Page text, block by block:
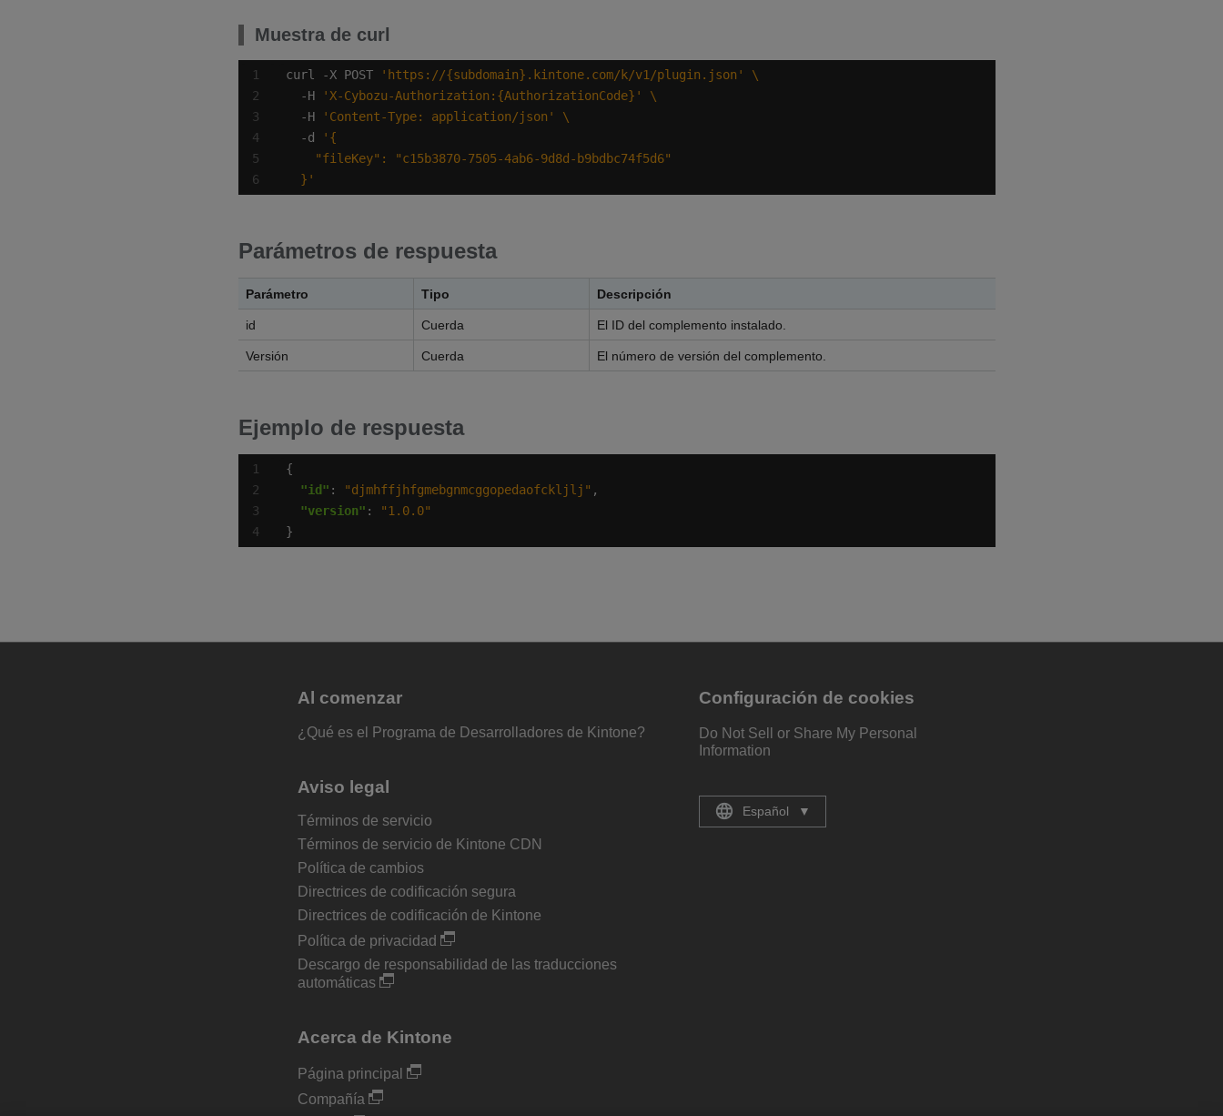
Muestra de curl
4
curl -X POST 'https://{subdomain}.kintone.com/k/v1/plugin.json'
  -H
'X-Cybozu-Authorization:{AuthorizationCode}'
  -H
'Content-Type: application/json'
  -d
  }'
Parámetros de respuesta
Parámetro Tipo Descripción
id Cuerda El ID del complemento instalado.
Versión Cuerda El número de versión del complemento.
Ejemplo de respuesta
4
"id" : "djmhffjhfgmebgnmcggopedaofckljlj"
"version" :
"1.0.0"
}
Al comenzar
¿Qué es el Programa de Desarrolladores de Kintone?
Aviso legal
Términos de servicio
Términos de servicio de Kintone CDN
Política de cambios
Directrices de codificación segura
Directrices de codificación de Kintone
Política de privacidad
Descargo de responsabilidad de las traducciones
automáticas
Acerca de Kintone
Página principal
Compañía
Configuración de cookies
Do Not Sell or Share My Personal
Information
Español ▼